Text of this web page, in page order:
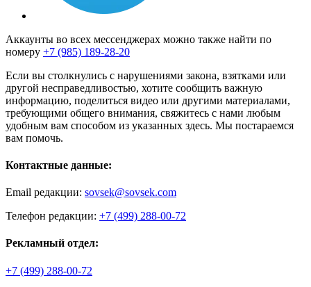
Аккаунты во всех мессенджерах можно также найти по
номеру +7 (985) 189-28-20
Если вы столкнулись с нарушениями закона, взятками или
другой несправедливостью, хотите сообщить важную
информацию, поделиться видео или другими материалами,
требующими общего внимания, свяжитесь с нами любым
удобным вам способом из указанных здесь. Мы постараемся
вам помочь.
Контактные данные:
Email редакции: sovsek@sovsek.com
Телефон редакции: +7 (499) 288-00-72
Рекламный отдел:
+7 (499) 288-00-72